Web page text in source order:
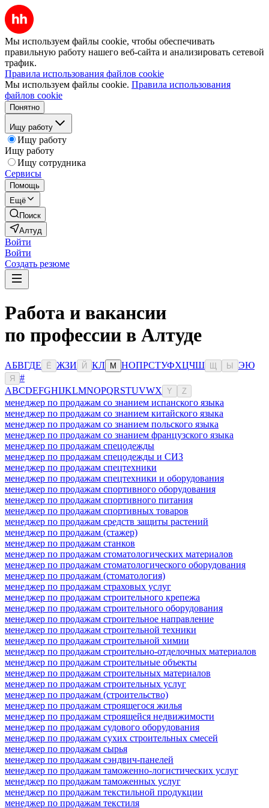
Мы используем файлы cookie, чтобы обеспечивать
правильную работу нашего веб-сайта и анализировать сетевой
трафик.
Правила использования файлов cookie
Мы используем файлы cookie. Правила использования
файлов cookie
Понятно
Ищу работу
Ищу работу
Ищу работу
Ищу сотрудника
Сервисы
Помощь
Ещё
Поиск
Алтуд
Войти
Войти
Создать резюме
Работа и вакансии
по профессии в Алтуде
АБВГДЕ Ё ЖЗИ Й КЛ М НОПРСТУФХЦЧШ Ы ЭЮ
Я
#
ABCDEFGHIJKLMNOPQRSTUVWX Y Z
менеджер по продажам со знанием испанского языка
менеджер по продажам со знанием китайского языка
менеджер по продажам со знанием польского языка
менеджер по продажам со знанием французского языка
менеджер по продажам спецодежды
менеджер по продажам спецодежды и СИЗ
менеджер по продажам спецтехники
менеджер по продажам спецтехники и оборудования
менеджер по продажам спортивного оборудования
менеджер по продажам спортивного питания
менеджер по продажам спортивных товаров
менеджер по продажам средств защиты растений
менеджер по продажам (стажер)
менеджер по продажам станков
менеджер по продажам стоматологических материалов
менеджер по продажам стоматологического оборудования
менеджер по продажам (стоматология)
менеджер по продажам страховых услуг
менеджер по продажам строительного крепежа
менеджер по продажам строительного оборудования
менеджер по продажам строительное направление
менеджер по продажам строительной техники
менеджер по продажам строительной химии
менеджер по продажам строительно-отделочных материалов
менеджер по продажам строительные объекты
менеджер по продажам строительных материалов
менеджер по продажам строительных услуг
менеджер по продажам (строительство)
менеджер по продажам строящегося жилья
менеджер по продажам строящейся недвижимости
менеджер по продажам судового оборудования
менеджер по продажам сухих строительных смесей
менеджер по продажам сырья
менеджер по продажам сэндвич-панелей
менеджер по продажам таможенно-логистических услуг
менеджер по продажам таможенных услуг
менеджер по продажам текстильной продукции
менеджер по продажам текстиля